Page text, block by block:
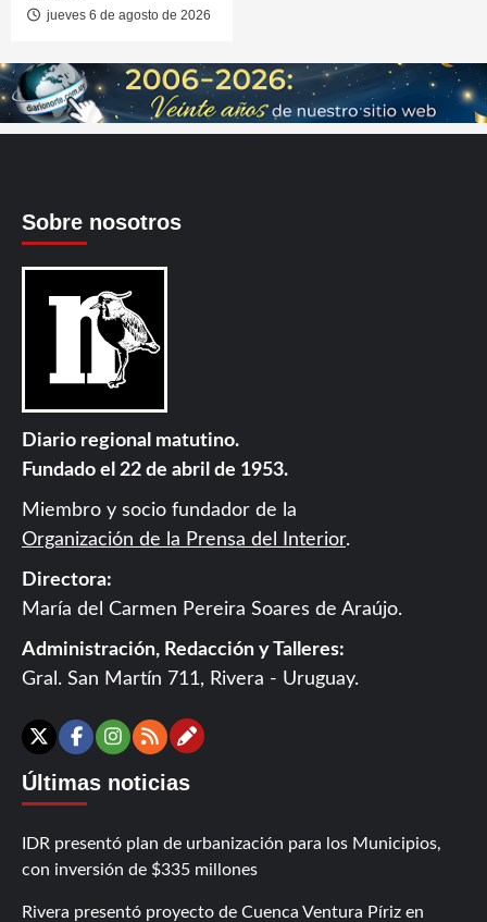
jueves 6 de agosto de 2026
Sobre nosotros
Diario regional matutino.
Fundado el 22 de abril de 1953.
Miembro y socio fundador de la
Organización de la Prensa del Interior.
Directora:
María del Carmen Pereira Soares de Araújo.
Administración, Redacción y Talleres:
Gral. San Martín 711, Rivera - Uruguay.
X Facebook
Instagram
RSSContáctanos
Últimas noticias
IDR presentó plan de urbanización para los Municipios,
con inversión de $335 millones
Rivera presentó proyecto de Cuenca Ventura Píriz en